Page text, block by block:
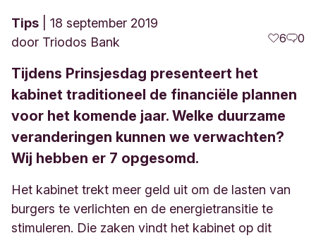
Tips
18 september 2019
door Triodos Bank 6 0
Tijdens Prinsjesdag presenteert het
kabinet traditioneel de financiële plannen
voor het komende jaar. Welke duurzame
veranderingen kunnen we verwachten?
Wij hebben er 7 opgesomd.
Het kabinet trekt meer geld uit om de lasten van
burgers te verlichten en de energietransitie te
stimuleren. Die zaken vindt het kabinet op dit